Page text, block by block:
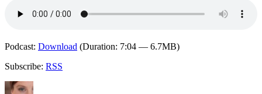
Podcast: Download (Duration: 7:04 — 6.7MB)
Subscribe: RSS
Autor